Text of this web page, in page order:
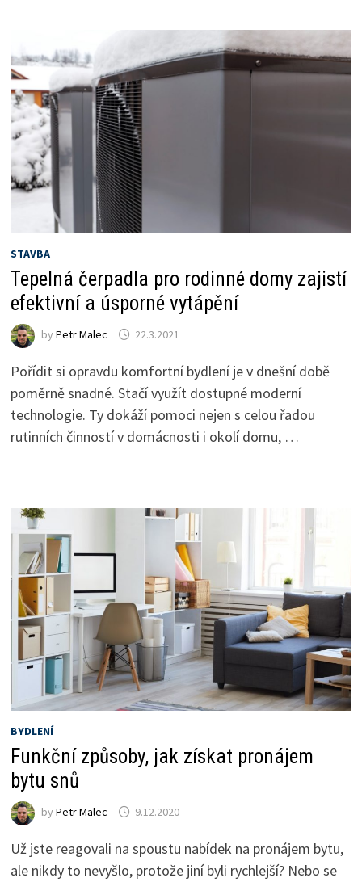
STAVBA
Tepelná čerpadla pro rodinné domy zajistí
efektivní a úsporné vytápění
by Petr Malec 22.3.2021
Pořídit si opravdu komfortní bydlení je v dnešní době
poměrně snadné. Stačí využít dostupné moderní
technologie. Ty dokáží pomoci nejen s celou řadou
rutinních činností v domácnosti i okolí domu, …
BYDLENÍ
Funkční způsoby, jak získat pronájem
bytu snů
by Petr Malec 9.12.2020
Už jste reagovali na spoustu nabídek na pronájem bytu,
ale nikdy to nevyšlo, protože jiní byli rychlejší? Nebo se